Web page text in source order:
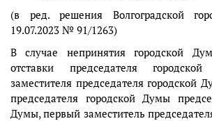
(в ред. решения Волгоградской
19.07.2023 № 91/1263)
В случае непринятия городской
отставки председателя
заместителя председателя городской
председателя городской Думы
Думы, первый заместитель